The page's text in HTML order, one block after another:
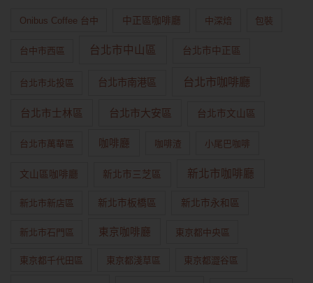
Onibus Coffee 台中 中正區咖啡廳 中深焙 包裝
台中市西區 台北市中山區 台北市中正區
台北市北投區 台北市南港區 台北市咖啡廳
台北市士林區 台北市大安區 台北市文山區
台北市萬華區 咖啡廳 咖啡渣 小尾巴咖啡
文山區咖啡廳 新北市三芝區 新北市咖啡廳
新北市新店區 新北市板橋區 新北市永和區
新北市石門區 東京咖啡廳 東京都中央區
東京都千代田區 東京都淺草區 東京都澀谷區